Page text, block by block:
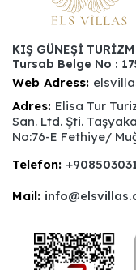
KIŞ GÜNEŞİ TURİZM
Tursab Belge No :
Web Adress:
Adres: Elisa Tur
San. Ltd. Şti.
No:76-E Fethiye/
Telefon:
Mail: